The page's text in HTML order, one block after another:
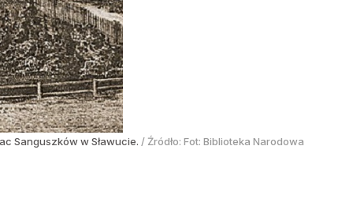
Sanguszków w Sławucie. / Źródło: Fot: Biblioteka Narodowa